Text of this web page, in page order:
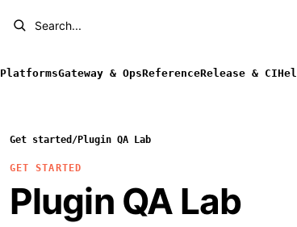
Search...
PlatformsGateway & OpsReferenceRelease & CI
Get started /Plugin QA Lab
GET STARTED
Plugin QA Lab